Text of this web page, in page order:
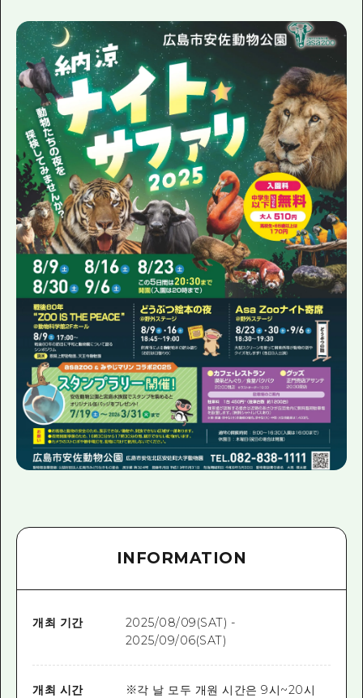
INFORMATION
개최 기간
2025/08/09(SAT) -
2025/09/06(SAT)
개최 시간
※각 날 모두 개원 시간은 9시~20시